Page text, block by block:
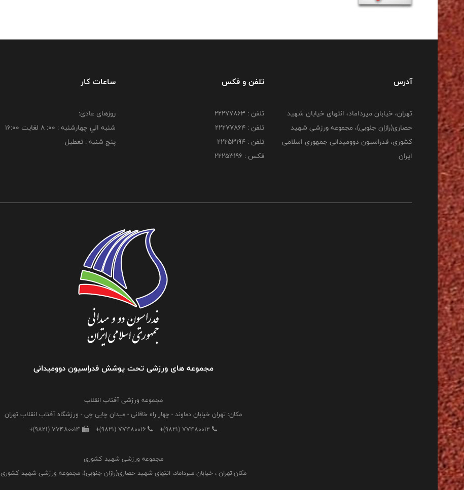
آدرس
تهران، خیابان میرداماد، انتهای خیابان شهید
حصاری(رازان جنوبی)، مجموعه ورزشی شهید
کشوری، فدراسیون دوومیدانی جمهوری اسلامی
ایران
تلفن و فکس
تلفن : 22277863
تلفن : 22277864
تلفن : 22253194
فکس : 22253196
ساعات کار
روزهای عادی:
شنبه الي چهارشنبه : 00: 8 لغايت 16:00
پنج شنبه : تعطیل
مجموعه های ورزشی تحت پوشش فدراسیون دوومیدانی
مجموعه ورزشی آفتاب انقلاب
مکان: تهران خیابان دماوند - چهار راه خاقانی - میدان چایی چی - ورزشگاه آفتاب انقلاب تهران
+(9821) 77480012
+(9821) 77480016
+(9821) 77480014
مجموعه ورزشی شهید کشوری
مکان:تهران ، خیابان میرداماد، انتهای شهید حصاری(رازان جنوبی)، مجموعه ورزشی شهید کشوری